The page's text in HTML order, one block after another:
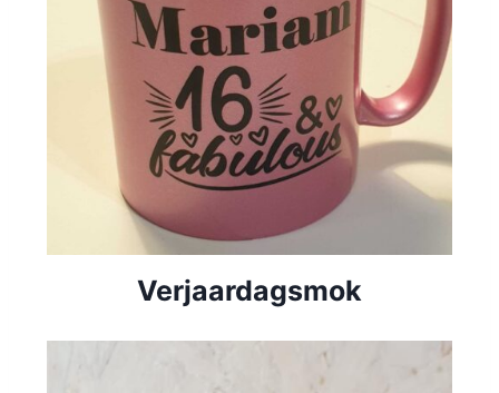
Verjaardagsmok